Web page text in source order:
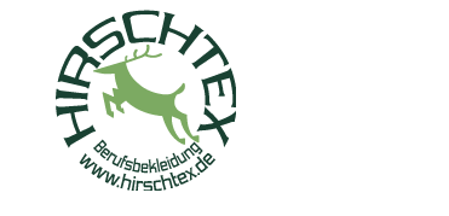
Zur Hauptnavigation springen